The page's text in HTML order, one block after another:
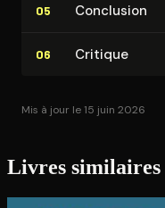
05 Conclusion
06 Critique
Mis à jour le 15 juin 2026
Livres similaires